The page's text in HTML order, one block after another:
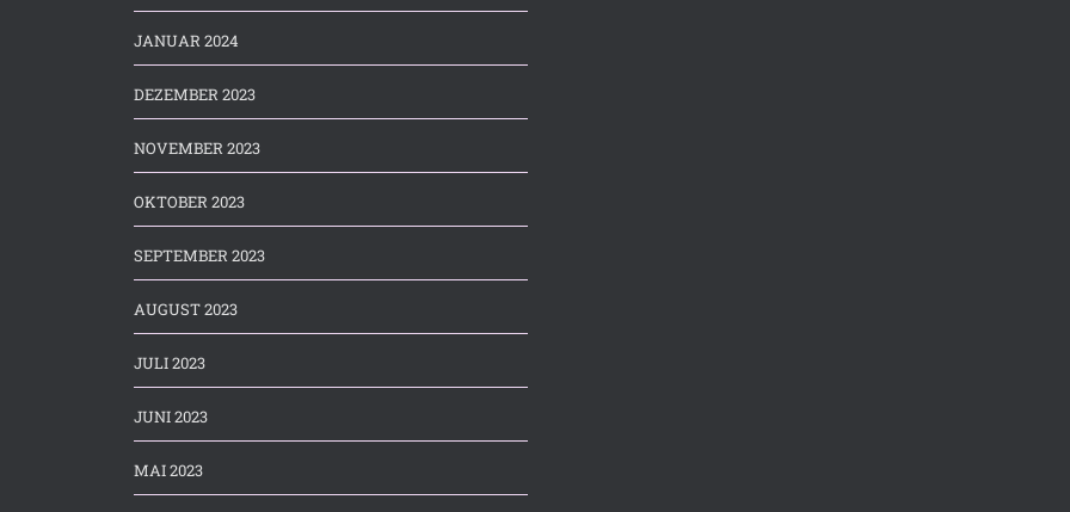
JANUAR 2024
DEZEMBER 2023
NOVEMBER 2023
OKTOBER 2023
SEPTEMBER 2023
AUGUST 2023
JULI 2023
JUNI 2023
MAI 2023